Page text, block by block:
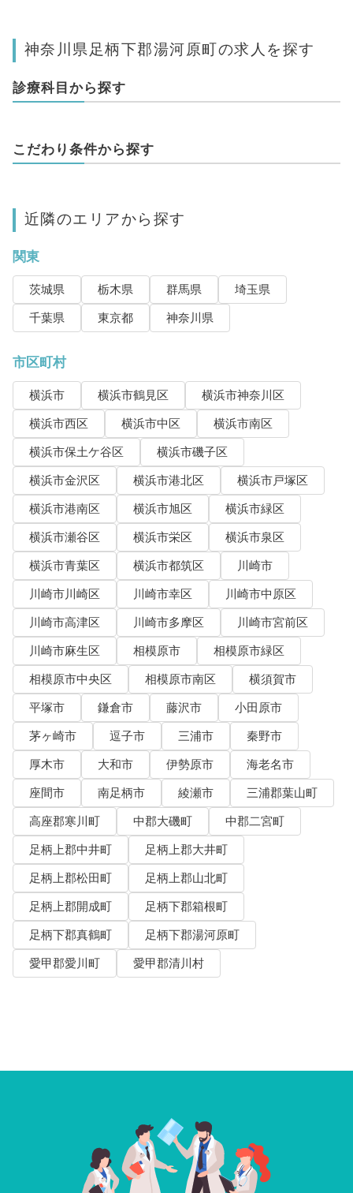
神奈川県足柄下郡湯河原町の求人を探す
診療科目から探す
こだわり条件から探す
近隣のエリアから探す
関東
茨城県 栃木県 群馬県
埼玉県
千葉県
東京都 神奈川県
市区町村
横浜市 横浜市鶴見区
横浜市神奈川区
横浜市西区
横浜市中区
横浜市南区
横浜市保土ケ谷区
横浜市磯子区
横浜市金沢区
横浜市港北区
横浜市戸塚区
横浜市港南区
横浜市旭区
横浜市緑区
横浜市瀬谷区
横浜市栄区
横浜市泉区
横浜市青葉区
横浜市都筑区
川崎市
川崎市川崎区
川崎市幸区
川崎市中原区
川崎市高津区
川崎市多摩区
川崎市宮前区
川崎市麻生区
相模原市
相模原市緑区
相模原市中央区
相模原市南区
横須賀市
平塚市
鎌倉市 藤沢市
小田原市
茅ヶ崎市
逗子市 三浦市
秦野市
厚木市
大和市 伊勢原市
海老名市
座間市
南足柄市 綾瀬市
三浦郡葉山町
高座郡寒川町
中郡大磯町
中郡二宮町
足柄上郡中井町
足柄上郡大井町
足柄上郡松田町
足柄上郡山北町
足柄上郡開成町
足柄下郡箱根町
足柄下郡真鶴町
足柄下郡湯河原町
愛甲郡愛川町
愛甲郡清川村